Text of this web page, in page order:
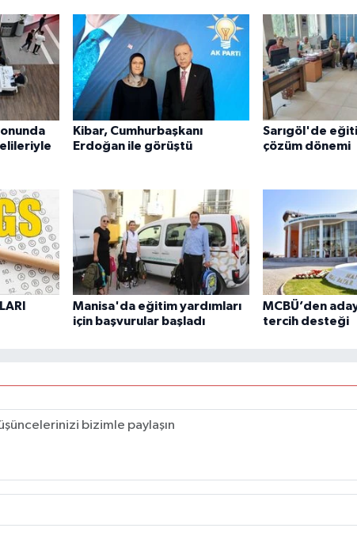
Kibar, Cumhurbaşkanı
Erdoğan ile görüştü
Sarıgöl'de
çözüm dönemi
Manisa'da eğitim yardımları
için başvurular başladı
MCBÜ’den
tercih desteği